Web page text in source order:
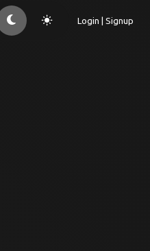
light_mode Login | Signup